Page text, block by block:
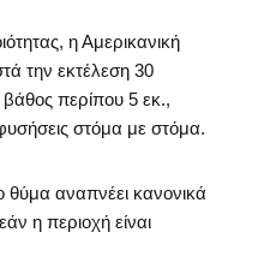
η Αμερικανική
την εκτέλεση 30
περίπου 5 εκ.,
στόμα με στόμα.
αναπνέει κανονικά
η περιοχή είναι